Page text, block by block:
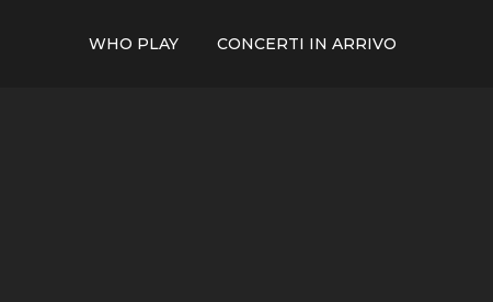
WHO PLAY CONCERTI IN ARRIVO